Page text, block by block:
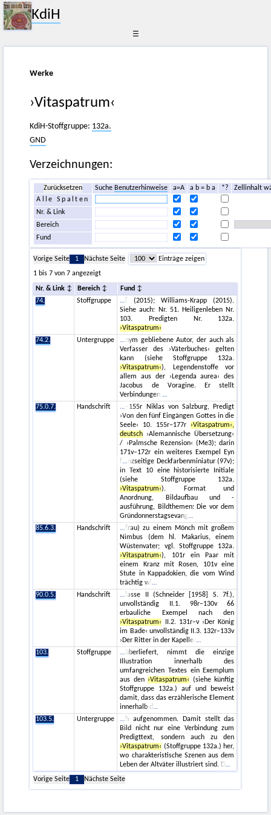
KdiH
☰
Werke
›Vitaspatrum‹
KdiH-Stoffgruppe: 132a.
GND
Verzeichnungen:
Zurücksetzen Suche Benutzerhinweise a=A a b = b a *?
Zellinhalt
Alle Spalten
Nr. & Link
Bereich
Fund
Vorige Seite 1 Nächste Seite
Einträge zeigen
1 bis 7 von 7 angezeigt
Nr. & Link Bereich
Fund
74.
Stoffgruppe
l (2015); Williams-Krapp (2015).
Siehe auch: Nr. 51. Heiligenleben Nr.
103. Predigten Nr. 132a.
›Vitaspatrum‹
74.2.
Untergruppe
nym gebliebene Autor, der auch als
Verfasser des ›Väterbuches‹ gelten
kann (siehe Stoffgruppe 132a.
›Vitaspatrum‹), Legendenstoffe vor
allem aus der ›Legenda aurea‹ des
Jacobus de Voragine. Er stellt
Verbindungen
75.0.7.
Handschrift
–155r Niklas von Salzburg, Predigt
›Von den fünf Eingängen Gottes in die
Seele‹ 10. 155r–177r ›Vitaspatrum‹,
deutsch ›Alemannische Übersetzung‹
/ ›Palmsche Rezension‹ (Me3); darin
171v–172r ein weiteres Exempel Eyn
f
nzseitige Deckfarbenminiatur (97v);
in Text 10 eine historisierte Initiale
(siehe Stoffgruppe 132a.
›Vitaspatrum‹). Format und
Anordnung, Bildaufbau und -
ausführung, Bildthemen: Die vor dem
Gründonnerstagsevang
85.6.3.
Handschrift
frau) zu einem Mönch mit großem
Nimbus (dem hl. Makarius, einem
Wüstenvater; vgl. Stoffgruppe 132a.
›Vitaspatrum‹), 101r ein Paar mit
einem Kranz mit Rosen, 101v eine
Stute in Kappadokien, die vom Wind
trächtig wi
90.0.5.
Handschrift
lasse II (Schneider [1958] S. 7f.),
unvollständig II.1. 98r–130v 66
erbauliche Exempel nach den
›Vitaspatrum‹
II.2. 131r–v ›Der König
im Bade‹ unvollständig II.3. 132r–133v
›Der Ritter in der Kapelle‹
103.
Stoffgruppe
überliefert, nimmt die einzige
Illustration innerhalb des
umfangreichen Textes ein Exemplum
aus den ›Vitaspatrum‹ (siehe künftig
Stoffgruppe 132a.) auf und beweist
damit, dass das erzählerische Element
innerhalb d
103.5.
Untergruppe
h aufgenommen. Damit stellt das
Bild nicht nur eine Verbindung zum
Predigttext, sondern auch zu den
›Vitaspatrum‹ (Stoffgruppe 132a.) her,
wo charakteristische Szenen aus dem
Leben der Altväter illustriert sind. D
Vorige Seite
1 Nächste Seite